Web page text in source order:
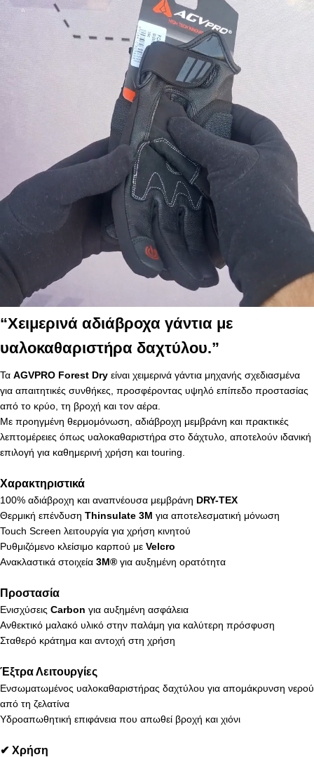
“Χειμερινά αδιάβροχα γάντια με
υαλοκαθαριστήρα δαχτύλου.”
Τα AGVPRO Forest Dry είναι χειμερινά γάντια μηχανής σχεδιασμένα
για απαιτητικές συνθήκες, προσφέροντας υψηλό επίπεδο προστασίας
από το κρύο, τη βροχή και τον αέρα.
Με προηγμένη θερμομόνωση, αδιάβροχη μεμβράνη και πρακτικές
λεπτομέρειες όπως υαλοκαθαριστήρα στο δάχτυλο, αποτελούν ιδανική
επιλογή για καθημερινή χρήση και touring.
Χαρακτηριστικά
100% αδιάβροχη και αναπνέουσα μεμβράνη DRY-TEX
Θερμική επένδυση Thinsulate 3M για αποτελεσματική μόνωση
Touch Screen λειτουργία για χρήση κινητού
Ρυθμιζόμενο κλείσιμο καρπού με Velcro
Ανακλαστικά στοιχεία 3M® για αυξημένη ορατότητα
Προστασία
Ενισχύσεις Carbon για αυξημένη ασφάλεια
Ανθεκτικό μαλακό υλικό στην παλάμη για καλύτερη πρόσφυση
Σταθερό κράτημα και αντοχή στη χρήση
Έξτρα Λειτουργίες
Ενσωματωμένος υαλοκαθαριστήρας δαχτύλου για απομάκρυνση νερού
από τη ζελατίνα
Υδροαπωθητική επιφάνεια που απωθεί βροχή και χιόνι
✔ Χρήση